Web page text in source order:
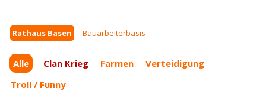
Rathaus Basen Bauarbeiterbasis
Alle Clan Krieg Farmen
Verteidigung
Troll / Funny